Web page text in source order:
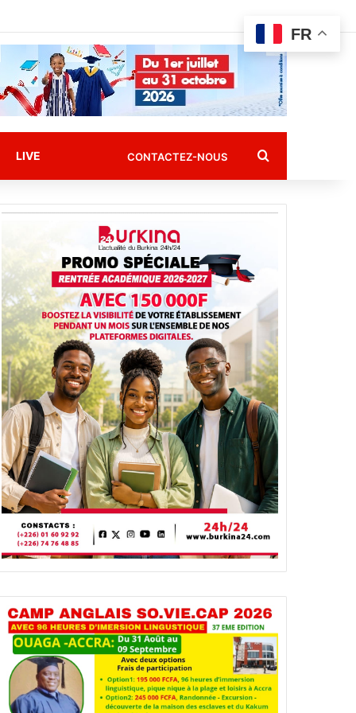
LIVE CONTACTEZ-NOUS Rechercher
FR